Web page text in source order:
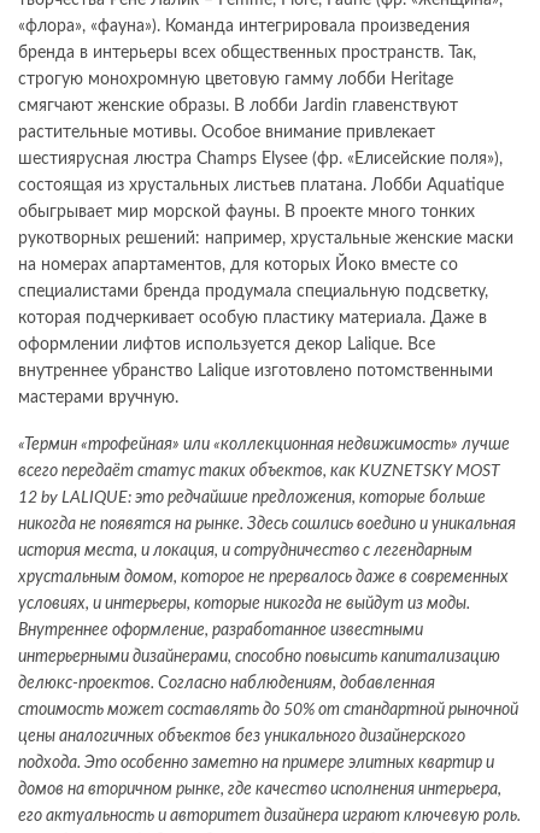
«флора», «фауна»). Команда интегрировала произведения
бренда в интерьеры всех общественных пространств. Так,
строгую монохромную цветовую гамму лобби Heritage
смягчают женские образы. В лобби Jardin главенствуют
растительные мотивы. Особое внимание привлекает
шестиярусная люстра Champs Elysee (фр. «Елисейские поля»),
состоящая из хрустальных листьев платана. Лобби Aquatique
обыгрывает мир морской фауны. В проекте много тонких
рукотворных решений: например, хрустальные женские маски
на номерах апартаментов, для которых Йоко вместе со
специалистами бренда продумала специальную подсветку,
которая подчеркивает особую пластику материала. Даже в
оформлении лифтов используется декор Lalique. Все
внутреннее убранство Lalique изготовлено потомственными
мастерами вручную.
«Термин «трофейная» или «коллекционная недвижимость» лучше
всего передаёт статус таких объектов, как KUZNETSKY MOST
12 by LALIQUE: это редчайшие предложения, которые больше
никогда не появятся на рынке. Здесь сошлись воедино и уникальная
история места, и локация, и сотрудничество с легендарным
хрустальным домом, которое не прервалось даже в современных
условиях, и интерьеры, которые никогда не выйдут из моды.
Внутреннее оформление, разработанное известными
интерьерными дизайнерами, способно повысить капитализацию
делюкс-проектов. Согласно наблюдениям, добавленная
стоимость может составлять до 50% от стандартной рыночной
цены аналогичных объектов без уникального дизайнерского
подхода. Это особенно заметно на примере элитных квартир и
домов на вторичном рынке, где качество исполнения интерьера,
его актуальность и авторитет дизайнера играют ключевую роль.